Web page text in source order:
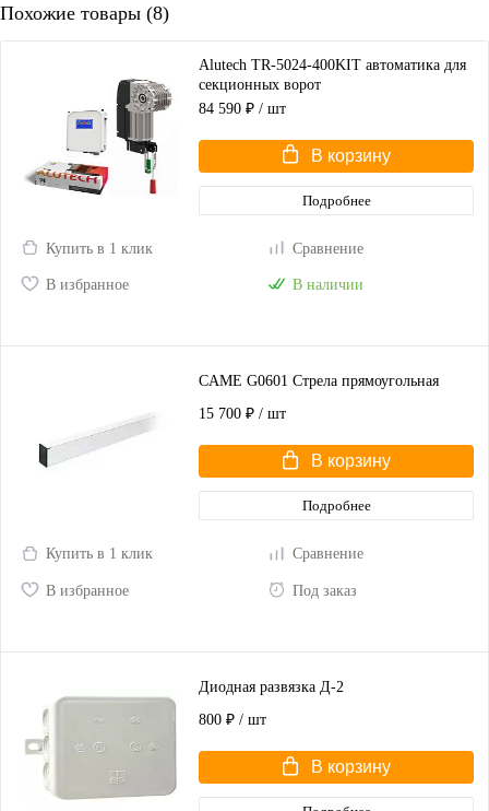
Похожие товары (8)
Alutech TR-5024-400KIT автоматика для
секционных ворот
84 590 ₽ / шт
В корзину
Подробнее
Купить в 1 клик Сравнение
В избранное В наличии
CAME G0601 Стрела прямоугольная
15 700 ₽ / шт
В корзину
Подробнее
Купить в 1 клик Сравнение
В избранное Под заказ
Диодная развязка Д-2
800 ₽ / шт
В корзину